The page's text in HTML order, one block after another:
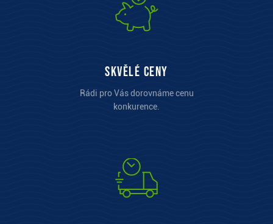
Skvělé ceny
Rádi pro Vás dorovnáme cenu
konkurence.